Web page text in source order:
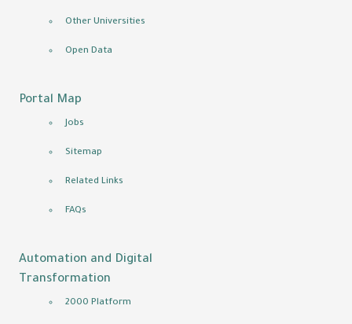
Other Universities
Open Data
Portal Map
Jobs
Sitemap
Related Links
FAQs
Automation and Digital
Transformation
2000 Platform